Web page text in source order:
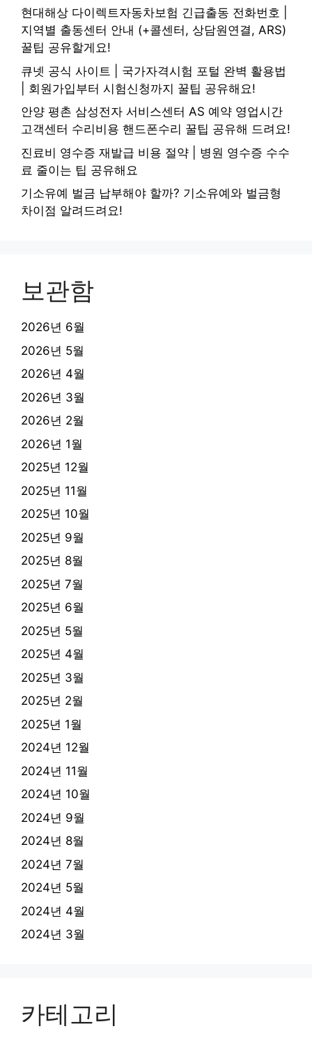
현대해상 다이렉트자동차보험 긴급출동 전화번호 |
지역별 출동센터 안내 (+콜센터, 상담원연결, ARS)
꿀팁 공유할게요!
큐넷 공식 사이트 | 국가자격시험 포털 완벽 활용법
| 회원가입부터 시험신청까지 꿀팁 공유해요!
안양 평촌 삼성전자 서비스센터 AS 예약 영업시간
고객센터 수리비용 핸드폰수리 꿀팁 공유해 드려요!
진료비 영수증 재발급 비용 절약 | 병원 영수증 수수
료 줄이는 팁 공유해요
기소유예 벌금 납부해야 할까? 기소유예와 벌금형
차이점 알려드려요!
보관함
2026년 6월
2026년 5월
2026년 4월
2026년 3월
2026년 2월
2026년 1월
2025년 12월
2025년 11월
2025년 10월
2025년 9월
2025년 8월
2025년 7월
2025년 6월
2025년 5월
2025년 4월
2025년 3월
2025년 2월
2025년 1월
2024년 12월
2024년 11월
2024년 10월
2024년 9월
2024년 8월
2024년 7월
2024년 5월
2024년 4월
2024년 3월
카테고리